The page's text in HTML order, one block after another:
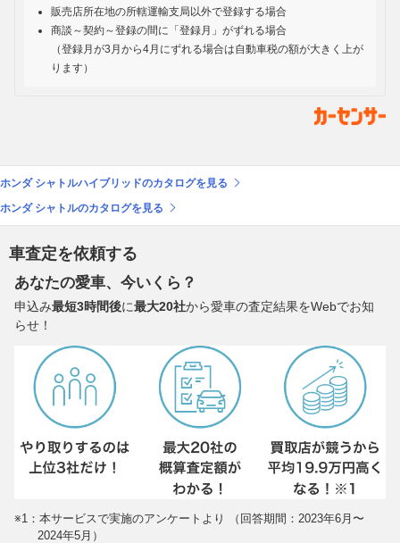
販売店所在地の所轄運輸支局以外で登録する場合
商談～契約～登録の間に「登録月」がずれる場合
（登録月が3月から4月にずれる場合は自動車税の額が大きく上が
ります）
ホンダ シャトルハイブリッドのカタログを見る
ホンダ シャトルのカタログを見る
車査定を依頼する
あなたの愛車、今いくら？
申込み最短3時間後に最大20社から愛車の査定結果をWebでお知
らせ！
※1：本サービスで実施のアンケートより （回答期間：2023年6月〜
2024年5月）